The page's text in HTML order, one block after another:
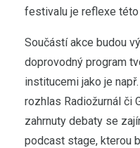
festivalu je reflexe
Součástí akce budou
doprovodný program
institucemi jako je
rozhlas Radiožurnál či
zahrnuty debaty se
podcast stage, kterou